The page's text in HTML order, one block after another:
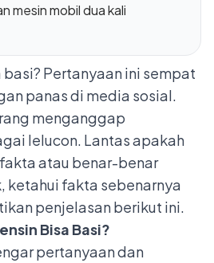
mesin mobil dua kali
Pertanyaan ini sempat
panas di media sosial.
menganggap
lelucon. Lantas apakah
atau benar-benar
ketahui fakta sebenarnya
penjelasan berikut ini.
Bisa Basi?
pertanyaan dan